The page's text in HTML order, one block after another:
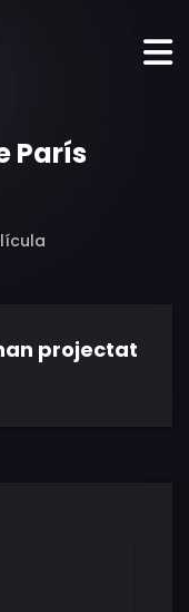
París
projectat